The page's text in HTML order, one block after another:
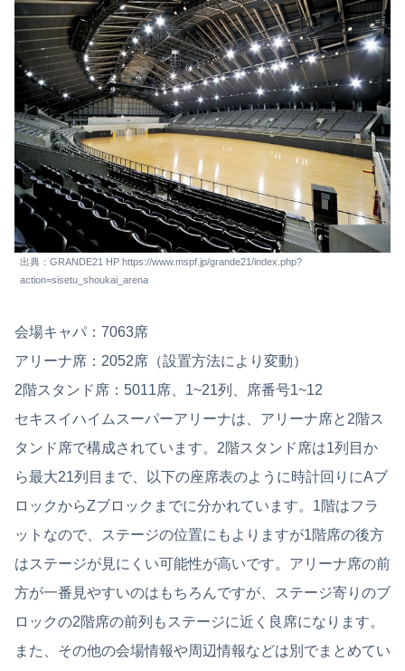
出典：GRANDE21 HP https://www.mspf.jp/grande21/index.php?
action=sisetu_shoukai_arena
会場キャパ：7063席
アリーナ席：2052席（設置方法により変動）
2階スタンド席：5011席、1~21列、席番号1~12
セキスイハイムスーパーアリーナは、アリーナ席と2階ス
タンド席で構成されています。2階スタンド席は1列目か
ら最大21列目まで、以下の座席表のように時計回りにAブ
ロックからZブロックまでに分かれています。1階はフラ
ットなので、ステージの位置にもよりますが1階席の後方
はステージが見にくい可能性が高いです。アリーナ席の前
方が一番見やすいのはもちろんですが、ステージ寄りのブ
ロックの2階席の前列もステージに近く良席になります。
また、その他の会場情報や周辺情報などは別でまとめてい